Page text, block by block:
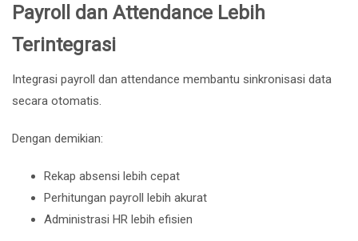
Payroll dan Attendance Lebih
Terintegrasi
Integrasi payroll dan attendance membantu sinkronisasi data
secara otomatis.
Dengan demikian:
Rekap absensi lebih cepat
Perhitungan payroll lebih akurat
Administrasi HR lebih efisien